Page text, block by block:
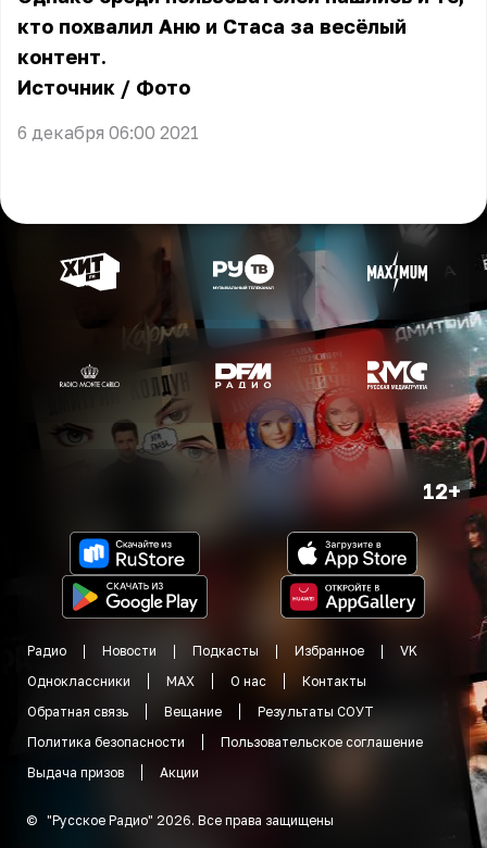
кто похвалил Аню и Стаса за весёлый
контент.
Источник / Фото
6 декабря 06:00 2021
12+
Радио Новости Подкасты Избранное
VK
Одноклассники
MAX О нас
Контакты
Обратная связь
Вещание
Результаты СОУТ
Политика безопасности
Пользовательское соглашение
Выдача призов
Акции
© "Русское Радио" 2026. Все права защищены